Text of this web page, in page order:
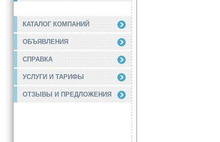
КАТАЛОГ КОМПАНИЙ
ОБЪЯВЛЕНИЯ
СПРАВКА
УСЛУГИ И ТАРИФЫ
ОТЗЫВЫ И ПРЕДЛОЖЕНИЯ